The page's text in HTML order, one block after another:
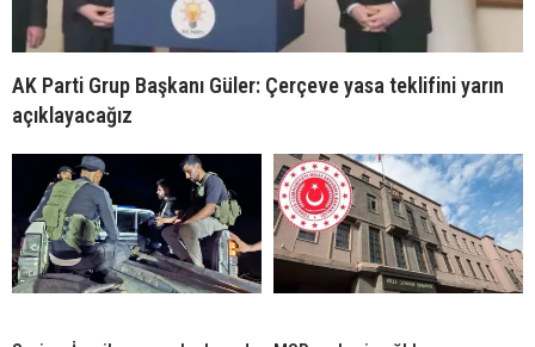
AK Parti Grup Başkanı Güler: Çerçeve yasa teklifini yarın
açıklayacağız